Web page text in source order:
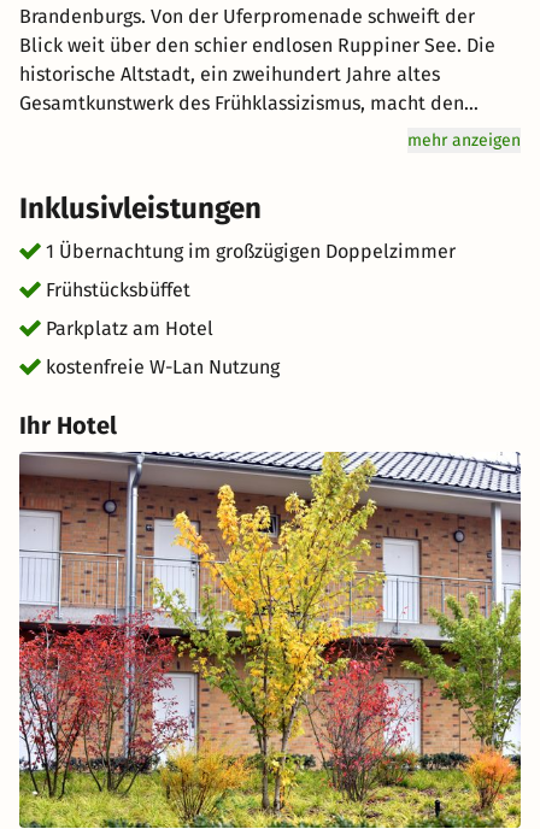
Brandenburgs. Von der Uferpromenade schweift der
Blick weit über den schier endlosen Ruppiner See. Die
historische Altstadt, ein zweihundert Jahre altes
Gesamtkunstwerk des Frühklassizismus, macht den
Geburtsort Theodor Fontanes und Karl-Friedrich
Hier kommen alle auf Ihre Kosten: ob Geschichts- oder
Kunstliebhaber, ob Radfahrer, Wanderer oder
Wassersportler. Auch kulturell hat die Stadt auf einem
weitem Spektrum viel zu bieten.
mehr anzeigen
Inklusivleistungen
1 Übernachtung im großzügigen Doppelzimmer
Frühstücksbüffet
Parkplatz am Hotel
kostenfreie W-Lan Nutzung
Ihr Hotel